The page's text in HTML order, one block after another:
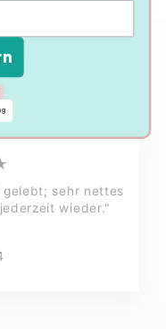
KUNDEN
sehr nettes
wieder."